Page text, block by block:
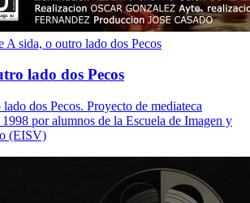
A sida, o outro lado dos Pecos
lado dos Pecos
dos Pecos. Proyecto de mediateca
por alumnos de la Escuela de Imagen y
(EISV)